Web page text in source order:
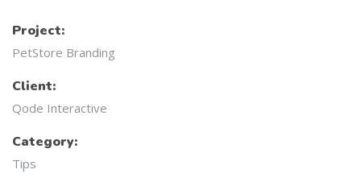
Project:
PetStore Branding
Client:
Qode Interactive
Category:
Tips